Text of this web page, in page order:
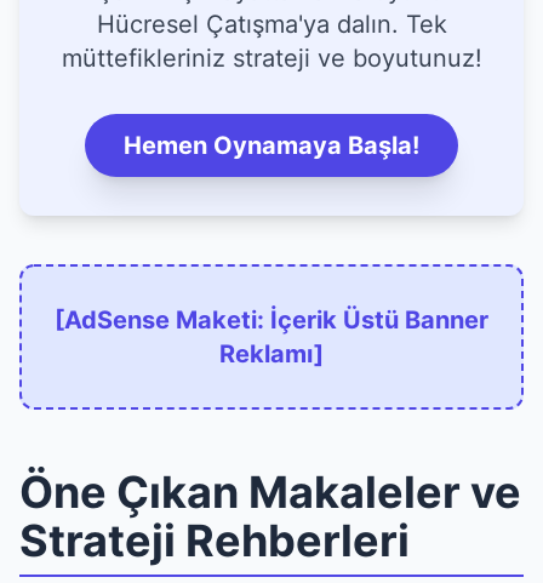
Hücresel Çatışma'ya dalın. Tek
müttefikleriniz strateji ve boyutunuz!
Hemen Oynamaya Başla!
[AdSense Maketi: İçerik Üstü Banner
Reklamı]
Öne Çıkan Makaleler ve
Strateji Rehberleri